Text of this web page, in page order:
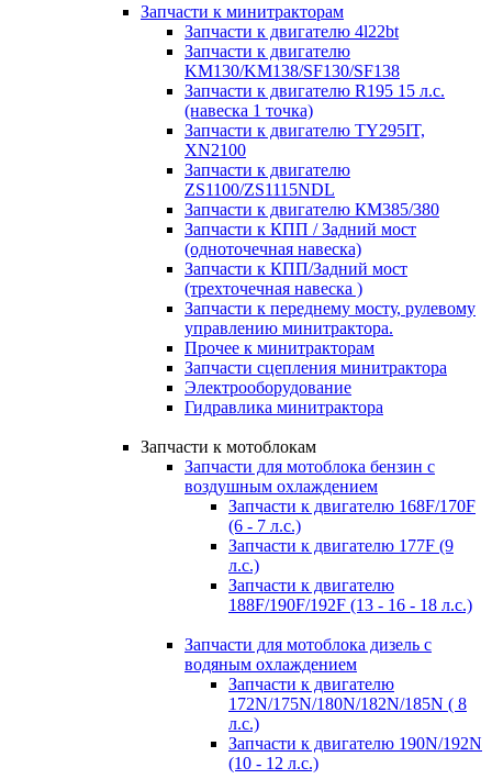
Запчасти к минитракторам
Запчасти к двигателю 4l22bt
Запчасти к двигателю
KM130/KM138/SF130/SF138
Запчасти к двигателю R195 15 л.с.
(навеска 1 точка)
Запчасти к двигателю TY295IT,
XN2100
Запчасти к двигателю
ZS1100/ZS1115NDL
Запчасти к двигателю КМ385/380
Запчасти к КПП / Задний мост
(одноточечная навеска)
Запчасти к КПП/Задний мост
(трехточечная навеска )
Запчасти к переднему мосту, рулевому
управлению минитрактора.
Прочее к минитракторам
Запчасти сцепления минитрактора
Электрооборудование
Гидравлика минитрактора
Запчасти к мотоблокам
Запчасти для мотоблока бензин с
воздушным охлаждением
Запчасти к двигателю 168F/170F
(6 - 7 л.с.)
Запчасти к двигателю 177F (9
л.с.)
Запчасти к двигателю
188F/190F/192F (13 - 16 - 18 л.с.)
Запчасти для мотоблока дизель с
водяным охлаждением
Запчасти к двигателю
172N/175N/180N/182N/185N ( 8
л.с.)
Запчасти к двигателю 190N/192N
(10 - 12 л.с.)